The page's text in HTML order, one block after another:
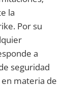
la
Por su
a
seguridad
en materia de